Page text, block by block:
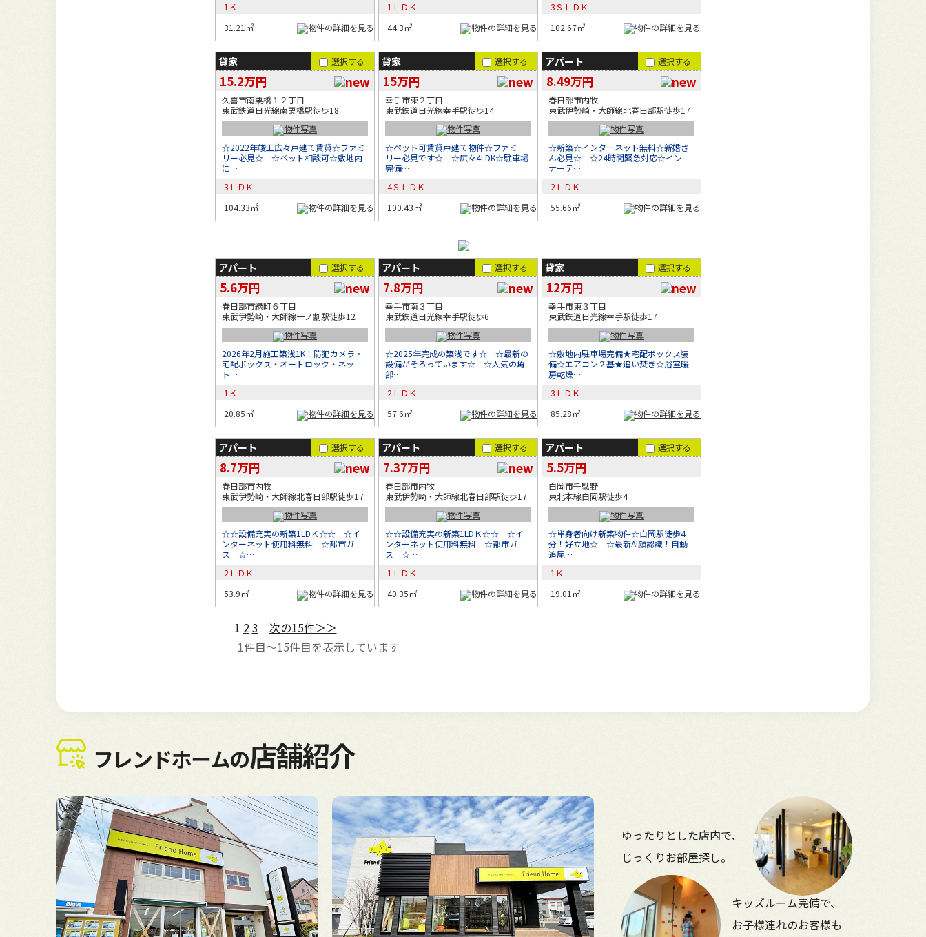
1Ｋ
31.21㎡
1ＬＤＫ
44.3㎡
3ＳＬＤＫ
102.67㎡
貸家 選択する
15.2万円
久喜市南栗橋１２丁目
東武鉄道日光線南栗橋駅徒歩18
☆2022年竣工広々戸建て賃貸☆ファミ
リー必見☆ ☆ペット相談可☆敷地内
に…
3ＬＤＫ
104.33㎡
貸家 選択する
15万円
幸手市東２丁目
東武鉄道日光線幸手駅徒歩14
☆ペット可賃貸戸建て物件☆ファミ
リー必見です☆ ☆広々4LDK☆駐車場
完備…
4ＳＬＤＫ
100.43㎡
アパート 選択する
8.49万円
春日部市内牧
東武伊勢崎・大師線北春日部駅徒歩17
☆新築☆インターネット無料☆新婚さ
ん必見☆ ☆24時間緊急対応☆イン
ナーテ…
2ＬＤＫ
55.66㎡
アパート 選択する
5.6万円
春日部市緑町６丁目
東武伊勢崎・大師線一ノ割駅徒歩12
2026年2月施工築浅1K！防犯カメラ・
宅配ボックス・オートロック・ネッ
ト…
1Ｋ
20.85㎡
アパート 選択する
7.8万円
幸手市南３丁目
東武鉄道日光線幸手駅徒歩6
☆2025年完成の築浅です☆ ☆最新の
設備がそろっています☆ ☆人気の角
部…
2ＬＤＫ
57.6㎡
貸家 選択する
12万円
幸手市東３丁目
東武鉄道日光線幸手駅徒歩17
☆敷地内駐車場完備★宅配ボックス装
備☆エアコン２基★追い焚き☆浴室暖
房乾燥…
3ＬＤＫ
85.28㎡
アパート 選択する
8.7万円
春日部市内牧
東武伊勢崎・大師線北春日部駅徒歩17
☆☆設備充実の新築1LDＫ☆☆ ☆イ
ンターネット使用料無料 ☆都市ガ
ス ☆…
2ＬＤＫ
53.9㎡
アパート 選択する
7.37万円
春日部市内牧
東武伊勢崎・大師線北春日部駅徒歩17
☆☆設備充実の新築1LDＫ☆☆ ☆イ
ンターネット使用料無料 ☆都市ガ
ス ☆…
1ＬＤＫ
40.35㎡
アパート 選択する
5.5万円
白岡市千駄野
東北本線白岡駅徒歩4
☆単身者向け新築物件☆白岡駅徒歩4
分！好立地☆ ☆最新AI顔認識！自動
追尾…
1Ｋ
19.01㎡
1 23
次の15件＞＞
1件目～15件目を表示しています
フレンドホームの店舗紹介
ゆったりとした店内で、
じっくりお部屋探し。
キッズルーム完備で、
お子様連れのお客様も
5万円以下
5万円～6万円